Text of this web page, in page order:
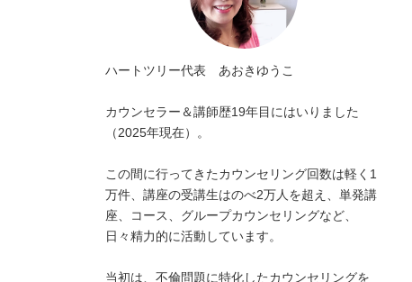
ハートツリー代表 あおきゆうこ
カウンセラー＆講師歴19年目にはいりました
（2025年現在）。
この間に行ってきたカウンセリング回数は軽く1
万件、講座の受講生はのべ2万人を超え、単発講
座、コース、グループカウンセリングなど、
日々精力的に活動しています。
当初は、不倫問題に特化したカウンセリングを